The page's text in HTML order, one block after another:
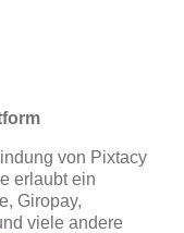
von Pixtacy
erlaubt ein
Giropay,
viele andere